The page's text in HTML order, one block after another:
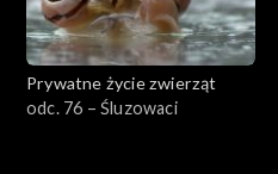
Prywatne życie zwierząt
odc. 76 – Śluzowaci